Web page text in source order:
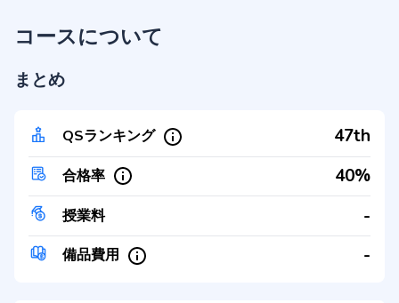
コースについて
まとめ
QSランキング 47th
合格率 40%
授業料 -
備品費用 -